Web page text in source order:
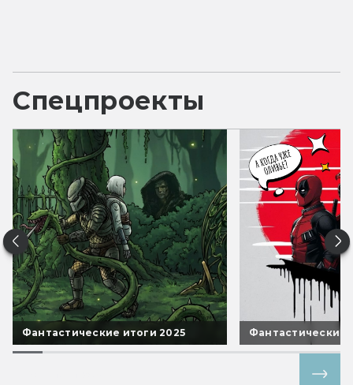
Спецпроекты
Фантастические итоги 2025 Фантастические